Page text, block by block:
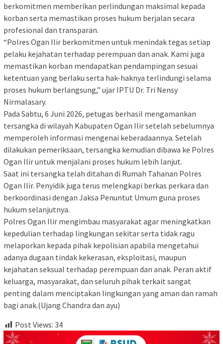
berkomitmen memberikan perlindungan maksimal kepada
korban serta memastikan proses hukum berjalan secara
profesional dan transparan.
“Polres Ogan Ilir berkomitmen untuk menindak tegas setiap
pelaku kejahatan terhadap perempuan dan anak. Kami juga
memastikan korban mendapatkan pendampingan sesuai
ketentuan yang berlaku serta hak-haknya terlindungi selama
proses hukum berlangsung,” ujar IPTU Dr. Tri Nensy
Nirmalasary.
Pada Sabtu, 6 Juni 2026, petugas berhasil mengamankan
tersangka di wilayah Kabupaten Ogan Ilir setelah sebelumnya
memperoleh informasi mengenai keberadaannya. Setelah
dilakukan pemeriksaan, tersangka kemudian dibawa ke Polres
Ogan Ilir untuk menjalani proses hukum lebih lanjut.
Saat ini tersangka telah ditahan di Rumah Tahanan Polres
Ogan Ilir. Penyidik juga terus melengkapi berkas perkara dan
berkoordinasi dengan Jaksa Penuntut Umum guna proses
hukum selanjutnya.
Polres Ogan Ilir mengimbau masyarakat agar meningkatkan
kepedulian terhadap lingkungan sekitar serta tidak ragu
melaporkan kepada pihak kepolisian apabila mengetahui
adanya dugaan tindak kekerasan, eksploitasi, maupun
kejahatan seksual terhadap perempuan dan anak. Peran aktif
keluarga, masyarakat, dan seluruh pihak terkait sangat
penting dalam menciptakan lingkungan yang aman dan ramah
bagi anak.(Ujang Chandra dan ayu)
Post Views: 34